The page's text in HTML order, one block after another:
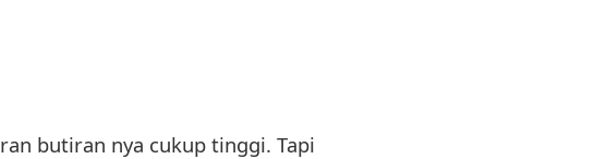
butiran nya cukup tinggi. Tapi